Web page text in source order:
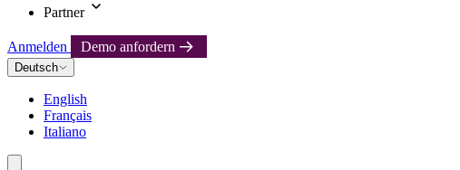
Partner
Anmelden Demo anfordern
Deutsch
English
Français
Italiano